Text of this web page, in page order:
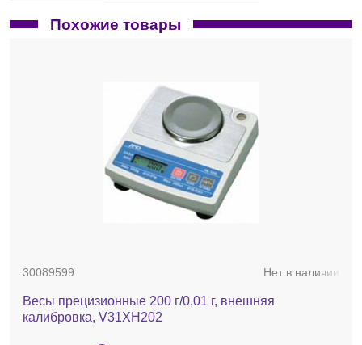
Похожие товары
30089599 Нет в наличии
Весы прецизионные 200 г/0,01 г, внешняя
калибровка, V31XH202